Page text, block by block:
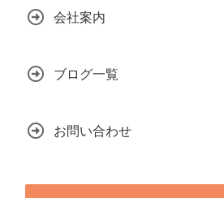
会社案内
ブログ一覧
お問い合わせ